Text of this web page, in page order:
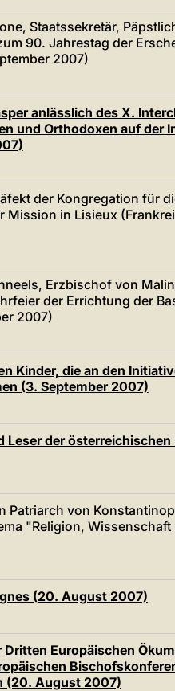
Staatssekretär,
90. Jahrestag der
2007)
anlässlich des X.
und Orthodoxen auf der
der Kongregation für
Mission in Lisieux
Erzbischof von
der Errichtung der
2007)
Kinder, die an den
(3. September 2007)
Leser der
Patriarch von
"Religion,
(20. August 2007)
Europäischen
(20. August 2007)